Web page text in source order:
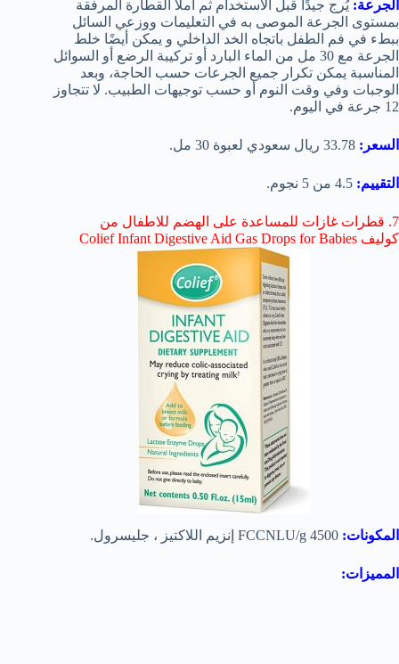
الجرعة:يُرج جيدًا قبل الاستخدام ثم املأ القطارة المرفقة
بمستوى الجرعة الموصى به في التعليمات ووزعي السائل
ببطء في فم الطفل باتجاه الخد الداخلي و يمكن أيضًا خلط
الجرعة مع 30 مل من الماء البارد أو تركيبة الرضع أو السوائل
المناسبة يمكن تكرار جميع الجرعات حسب الحاجة، وبعد
الوجبات وفي وقت النوم أو حسب توجيهات الطبيب. لا تتجاوز
12 جرعة في اليوم.
السعر:
التقييم: 4.5 من 5 نجوم.
7. قطرات غازات للمساعدة على الهضم للاطفال من
كوليف Colief Infant Digestive Aid Gas Drops for Babies
المكونات: 4500 FCCNLU/g إنزيم اللاكتيز ، جليسرول.
المميزات: